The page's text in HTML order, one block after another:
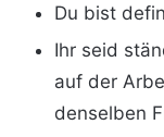
Du bist
Ihr seid
auf der
denselben